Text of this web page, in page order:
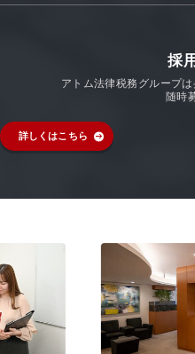
採
アトム法律税務グループ
随時
詳しくはこちら